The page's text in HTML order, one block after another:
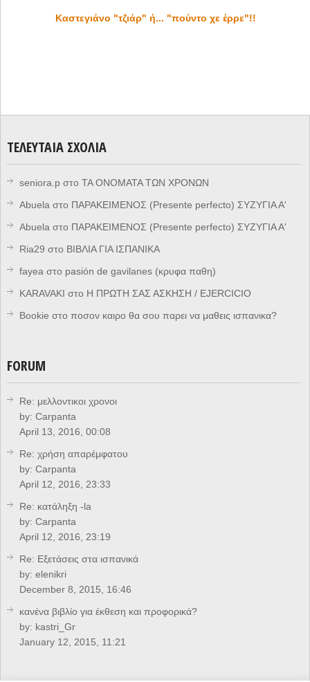
Καστεγιάνο "τζιάρ" ή... "πούντο χε έρρε"!!
ΤΕΛΕΥΤΑΊΑ ΣΧΌΛΙΑ
seniora.p στο ΤΑ ΟΝΟΜΑΤΑ ΤΩΝ ΧΡΟΝΩΝ
Abuela στο ΠΑΡΑΚΕΙΜΕΝΟΣ (Presente perfecto) ΣΥΖΥΓΙΑ Α'
Abuela στο ΠΑΡΑΚΕΙΜΕΝΟΣ (Presente perfecto) ΣΥΖΥΓΙΑ Α'
Ria29 στο ΒΙΒΛΙΑ ΓΙΑ ΙΣΠΑΝΙΚΑ
fayea στο pasión de gavilanes (κρυφα παθη)
KARAVAKI στο Η ΠΡΩΤΗ ΣΑΣ ΑΣΚΗΣΗ / EJERCICIO
Bookie στο ποσον καιρο θα σου παρει να μαθεις ισπανικα?
FORUM
Re: μελλοντικοι χρονοι
by: Carpanta
April 13, 2016, 00:08
Re: χρήση απαρέμφατου
by: Carpanta
April 12, 2016, 23:33
Re: κατάληξη -la
by: Carpanta
April 12, 2016, 23:19
Re: Eξετάσεις στα ισπανικά
by: elenikri
December 8, 2015, 16:46
κανένα βιβλίο για έκθεση και προφορικά?
by: kastri_Gr
January 12, 2015, 11:21